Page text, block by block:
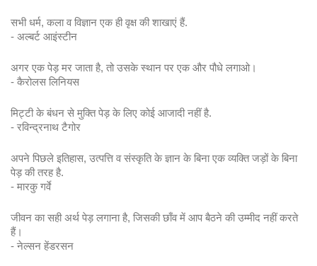
सभी धर्म, कला व विज्ञान एक ही वृक्ष की शाखाएं हैं.
- अल्बर्ट आइंस्टीन
अगर एक पेड़ मर जाता है, तो उसके स्थान पर एक और पौधे लगाओ।
- कैरोलस लिनियस
मिट्टी के बंधन से मुक्ति पेड़ के लिए कोई आजादी नहीं है.
- रविन्द्रनाथ टैगोर
अपने पिछले इतिहास, उत्पत्ति व संस्कृति के ज्ञान के बिना एक व्यक्ति जड़ों के बिना
पेड़ की तरह है.
- मारकु गर्वे
जीवन का सही अर्थ पेड़ लगाना है, जिसकी छाँव में आप बैठने की उम्मीद नहीं करते
हैं।
- नेल्सन हेंडरसन